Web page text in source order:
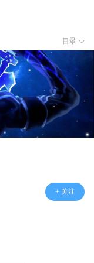
目录
+ 关注